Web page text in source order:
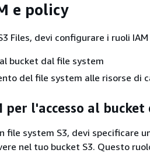
e policy
Files, devi configurare i ruoli
bucket dal file system
del file system alle risorse di
per l'accesso al
file system S3, devi specificare
nel tuo bucket S3. Questo